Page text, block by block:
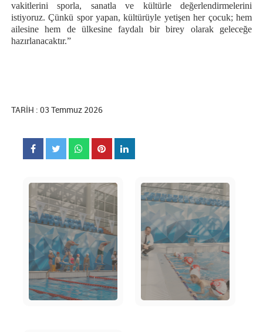
vakitlerini sporla, sanatla ve kültürle değerlendirmelerini
istiyoruz. Çünkü spor yapan, kültürüyle yetişen her çocuk; hem
ailesine hem de ülkesine faydalı bir birey olarak geleceğe
hazırlanacaktır.”
TARİH : 03 Temmuz 2026